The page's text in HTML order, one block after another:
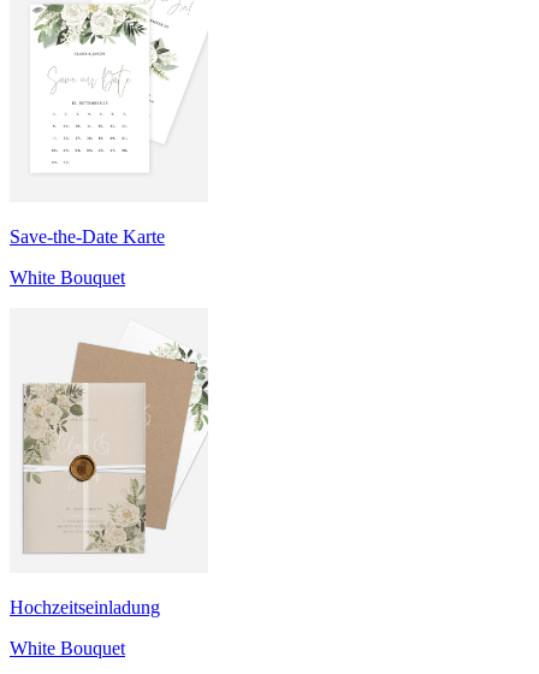
Save-the-Date Karte
White Bouquet
Hochzeitseinladung
White Bouquet